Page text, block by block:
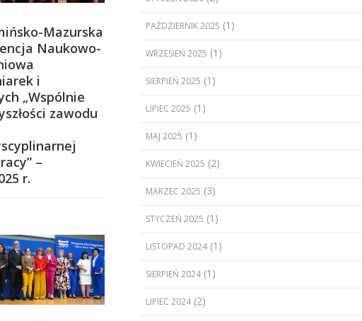
Mazurska
Naukowo-
i
„Wspólnie
zawodu
–
r.
PAŹDZIERNIK 2025 (1)
WRZESIEŃ 2025 (1)
SIERPIEŃ 2025 (1)
LIPIEC 2025 (1)
MAJ 2025 (1)
KWIECIEŃ 2025 (2)
MARZEC 2025 (3)
STYCZEŃ 2025 (1)
LISTOPAD 2024(1)
SIERPIEŃ 2024(1)
LIPIEC 2024(2)